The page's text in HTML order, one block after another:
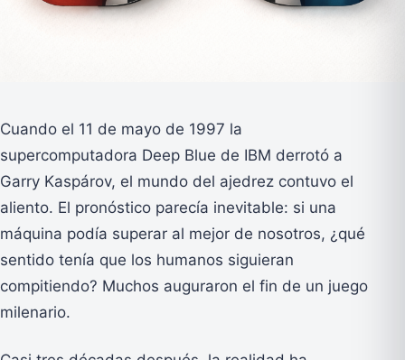
Cuando el 11 de mayo de 1997 la
supercomputadora Deep Blue de IBM derrotó a
Garry Kaspárov, el mundo del ajedrez contuvo el
aliento. El pronóstico parecía inevitable: si una
máquina podía superar al mejor de nosotros, ¿qué
sentido tenía que los humanos siguieran
compitiendo? Muchos auguraron el fin de un juego
milenario.